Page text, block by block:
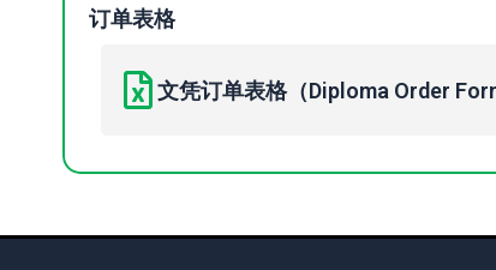
订单表格
文凭订单表格（Diploma Order